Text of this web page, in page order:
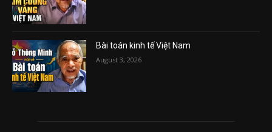
Bài toán kinh tế Việt Nam
August 3, 2026